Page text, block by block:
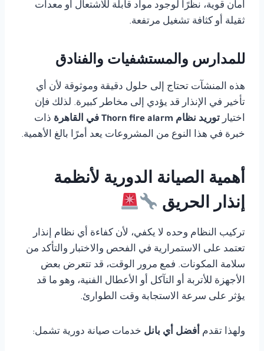
أمان قوية، نظرًا لوجود مواد قابلة للاشتعال أو معدات
ثقيلة أو كثافة تشغيل مرتفعة.
للمدارس والمستشفيات والفنادق
هذه المنشآت تحتاج إلى حلول دقيقة وموثوقة لأن أي
تأخير في الإنذار قد يؤدي إلى مخاطر كبيرة. لذلك فإن
اختيار توريد نظام Thorn fire alarm في القاهرة
ذات
خبرة في هذا النوع من المشروعات يعد أمرًا بالغ الأهمية.
أهمية الصيانة الدورية لأنظمة
إنذار الحريق
تركيب النظام وحده لا يكفي، لأن كفاءة أي نظام إنذار
تعتمد على الاستمرارية في الفحص والاختبار والتأكد من
سلامة المكونات. فمع مرور الوقت، قد تتعرض بعض
الأجهزة للأتربة أو التآكل أو الأعطال الفنية، وهو ما قد
يؤثر على سرعة الاستجابة وقت الطوارئ.
ولهذا تقدم أفضل أي بانل خدمات صيانة دورية تشمل: